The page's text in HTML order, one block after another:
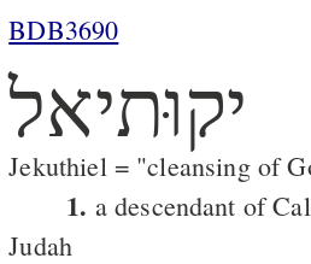
BDB3690
יקוּתיאל
Jekuthiel = "cleansing of
1. a descendant of
Judah